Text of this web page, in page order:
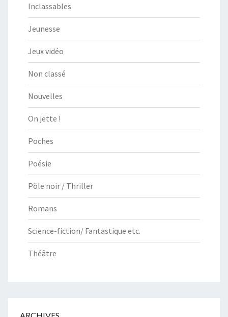
Inclassables
Jeunesse
Jeux vidéo
Non classé
Nouvelles
On jette !
Poches
Poésie
Pôle noir / Thriller
Romans
Science-fiction/ Fantastique etc.
Théâtre